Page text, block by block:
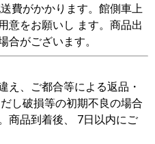
費がかかります。館側車上
意をお願いし ます。商品出
合がございます。
え、ご都合等による返品・
し破損等の初期不良の場合
商品到着後、 7日以内にご